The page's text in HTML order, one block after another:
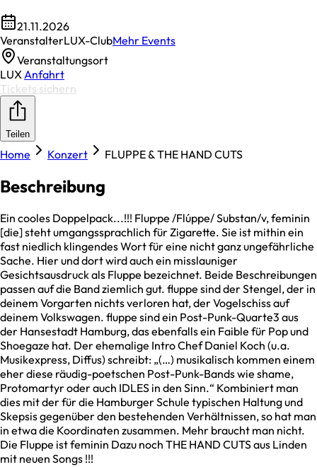
21.11.2026
VeranstalterLUX-ClubMehr Events
Veranstaltungsort
LUX Anfahrt
Tickets sichern
Teilen
Home Konzert FLUPPE & THE HAND CUTS
Beschreibung
Ein cooles Doppelpack...!!! Flup·pe /Flúppe/ Substan/v, feminin
[die] steht umgangssprachlich für Zigarette. Sie ist mithin ein
fast niedlich klingendes Wort für eine nicht ganz ungefährliche
Sache. Hier und dort wird auch ein misslauniger
Gesichtsausdruck als Fluppe bezeichnet. Beide Beschreibungen
passen auf die Band ziemlich gut. fluppe sind der Stengel, der in
deinem Vorgarten nichts verloren hat, der Vogelschiss auf
deinem Volkswagen. fluppe sind ein Post-Punk-Quarte3 aus
der Hansestadt Hamburg, das ebenfalls ein Faible für Pop und
Shoegaze hat. Der ehemalige Intro Chef Daniel Koch (u.a.
Musikexpress, Diffus) schreibt: „(…) musikalisch kommen einem
eher diese räudig-poetschen Post-Punk-Bands wie shame,
Protomartyr oder auch IDLES in den Sinn.“ Kombiniert man
dies mit der für die Hamburger Schule typischen Haltung und
Skepsis gegenüber den bestehenden Verhältnissen, so hat man
in etwa die Koordinaten zusammen. Mehr braucht man nicht.
Die Fluppe ist feminin Dazu noch THE HAND CUTS aus Linden
mit neuen Songs !!!